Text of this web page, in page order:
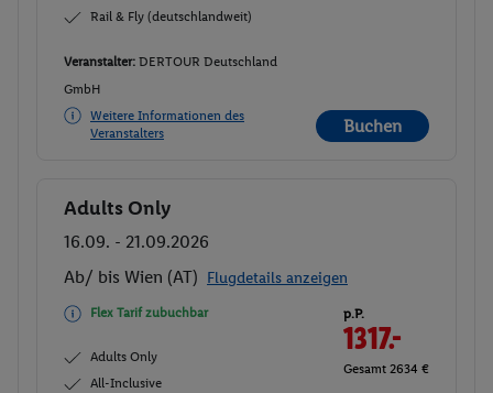
Rail & Fly (deutschlandweit)
Veranstalter: DERTOUR Deutschland
GmbH
Weitere Informationen des
Veranstalters
Buchen
Buchen
Adults Only
16.09. - 21.09.2026
Ab/ bis Wien (AT) Flugdetails anzeigen
Flex Tarif zubuchbar
Adults Only
All-Inclusive
p.P.
1317.-
Gesamt 2634 €